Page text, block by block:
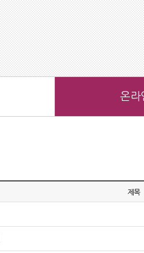
온라
제목